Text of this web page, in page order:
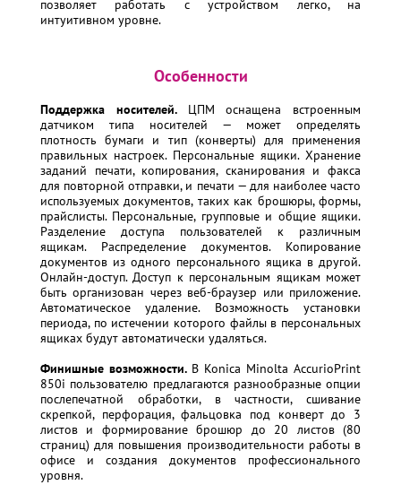
позволяет работать с устройством легко, на
интуитивном уровне.
Особенности
Поддержка носителей. ЦПМ оснащена встроенным
датчиком типа носителей — может определять
плотность бумаги и тип (конверты) для применения
правильных настроек. Персональные ящики. Хранение
заданий печати, копирования, сканирования и факса
для повторной отправки, и печати — для наиболее часто
используемых документов, таких как брошюры, формы,
прайслисты. Персональные, групповые и общие ящики.
Разделение доступа пользователей к различным
ящикам. Распределение документов. Копирование
документов из одного персонального ящика в другой.
Онлайн-доступ. Доступ к персональным ящикам может
быть организован через веб-браузер или приложение.
Автоматическое удаление. Возможность установки
периода, по истечении которого файлы в персональных
ящиках будут автоматически удаляться.
Финишные возможности. В Konica Minolta AccurioPrint
850i пользователю предлагаются разнообразные опции
послепечатной обработки, в частности, сшивание
скрепкой, перфорация, фальцовка под конверт до 3
листов и формирование брошюр до 20 листов (80
страниц) для повышения производительности работы в
офисе и создания документов профессионального
уровня.